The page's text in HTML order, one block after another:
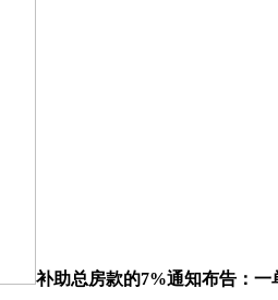
补助总房款的7%通知布告：一